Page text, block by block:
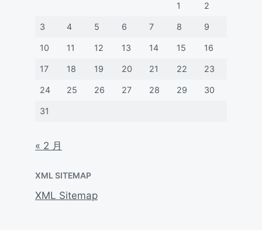
1 2
3 4 5 6 7 8 9
10 11 12 13 14 15 16
17 18 19 20 21 22 23
24 25 26 27 28 29 30
31
« 2 月
XML SITEMAP
XML Sitemap